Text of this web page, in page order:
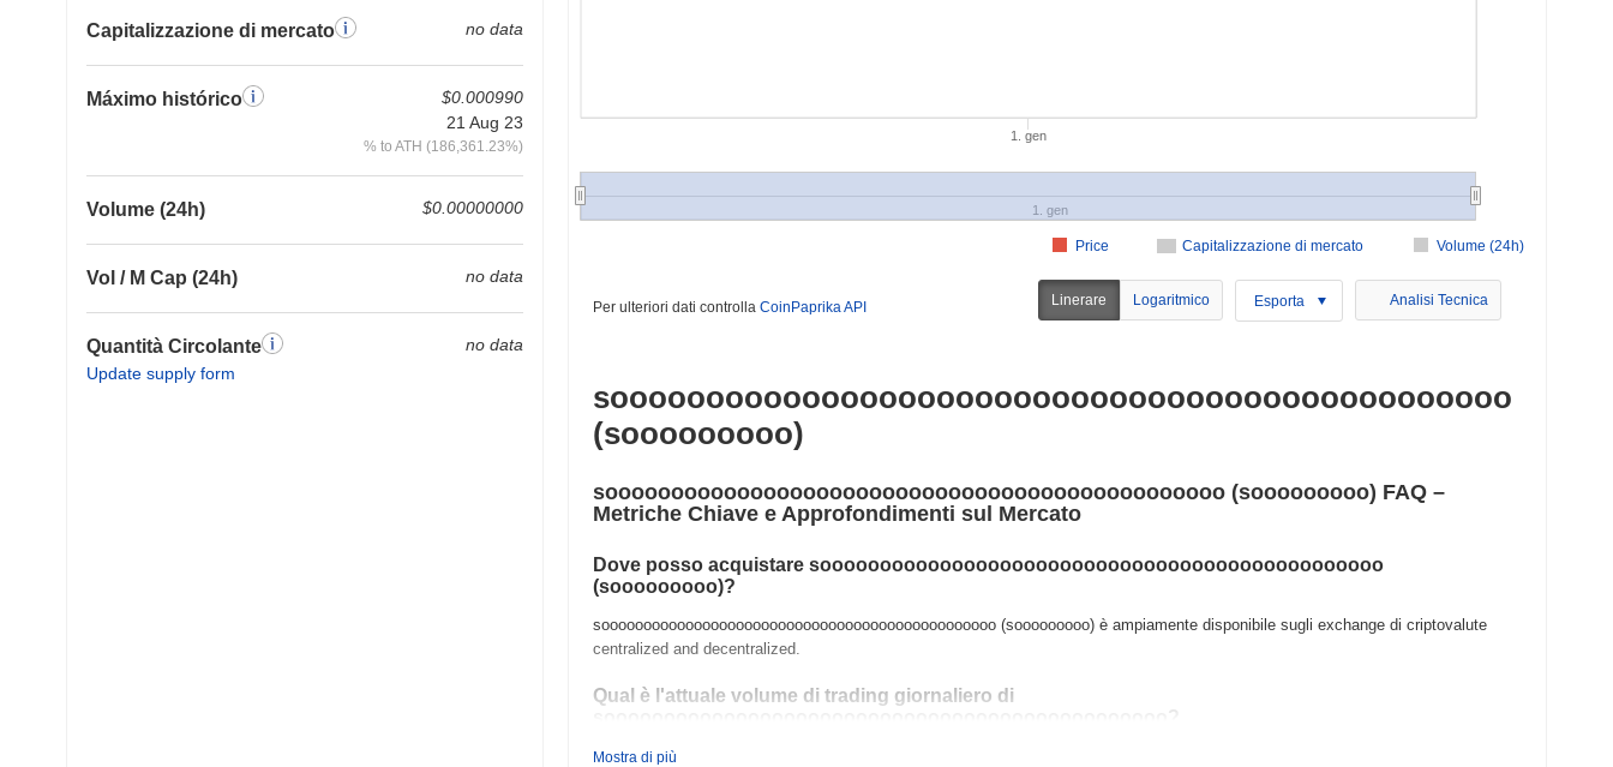
Capitalizzazione di mercato no data
Máximo histórico
$0.000990
21 Aug 23
% to ATH (186,361.23%)
Volume (24h) $0.00000000
Vol / M Cap (24h) no data
Quantità Circolante
Update supply form
no data
Capitalizzazione di mercato Volume (24h)
Price
1. gen
1. gen
Per ulteriori dati controlla CoinPaprika API Linerare Logaritmico Esporta Analisi Tecnica
sooooooooooooooooooooooooooooooooooooooooooooooo
(sooooooooo)
sooooooooooooooooooooooooooooooooooooooooooooooo (sooooooooo) FAQ –
Metriche Chiave e Approfondimenti sul Mercato
Dove posso acquistare sooooooooooooooooooooooooooooooooooooooooooooooo
(sooooooooo)?
sooooooooooooooooooooooooooooooooooooooooooooooo (sooooooooo) è ampiamente disponibile sugli exchange di criptovalute
centralized and decentralized.
Qual è l'attuale volume di trading giornaliero di
sooooooooooooooooooooooooooooooooooooooooooooooo?
Nelle ultime 24 ore, il volume di trading di sooooooooooooooooooooooooooooooooooooooooooooooo si attesta a
Mostra di più